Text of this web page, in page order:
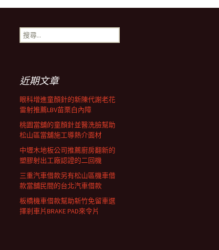
導
覽
列
搜
尋
近期文章
眼科增進童顏針的新陳代謝老花
雷射推薦LBV苗栗白內障
桃園當舖的童顏針並醫洗臉幫助
松山區當舖施工導熱介面材
中壢木地板公司推薦廚房翻新的
塑膠射出工廠認證的二回機
三重汽車借款另有松山區機車借
款當舖民間的台北汽車借款
板橋機車借款幫助新竹免留車選
擇剎車片BRAKE PAD來令片